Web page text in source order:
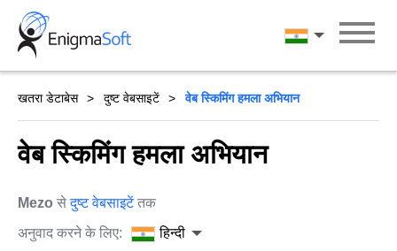
Skip
content
हिन्दी
खतरा डेटाबेस दुष्ट वेबसाइटें वेब स्किमिंग हमला अभियान
वेब स्किमिंग हमला अभियान
Mezo सेदुष्ट वेबसाइटेंतक
अनुवाद करने के लिए:
हिन्दी